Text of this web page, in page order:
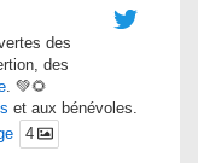
des
des
. 💚🌻
et aux bénévoles.
4